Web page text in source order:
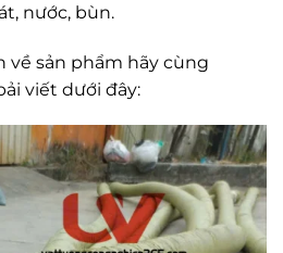
nước, bùn.
về sản phẩm hãy cùng
viết dưới đây: